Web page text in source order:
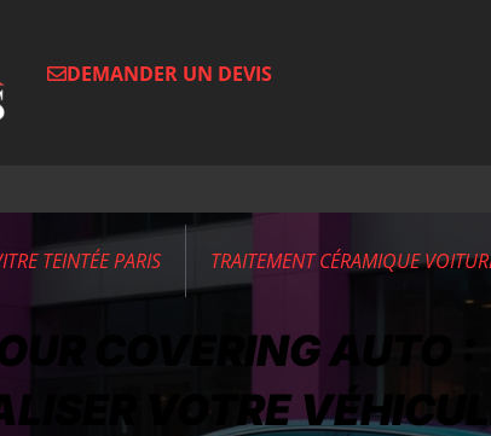
DEMANDER UN DEVIS
TEINTÉE PARIS TRAITEMENT CÉRAMIQUE
COVERING AUTO :
VOTRE